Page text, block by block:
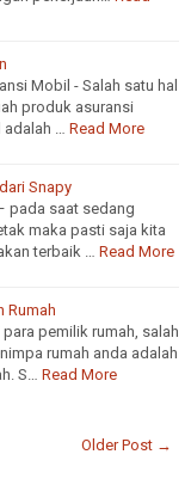
Mobil - Salah satu hal
produk asuransi
adalah … Read More
Snapy
pada saat sedang
maka pasti saja kita
terbaik … Read More
Rumah
pemilik rumah, salah
rumah anda adalah
S… Read More
Older Post →